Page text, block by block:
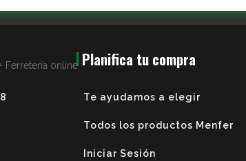
Planifica tu compra
Te ayudamos a elegir
Todos los productos Menfer
Iniciar Sesión